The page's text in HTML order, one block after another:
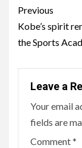
Continue
Previous
Kobe’s spirit
the Sports
Leave a
Your email
fields are
Comment*